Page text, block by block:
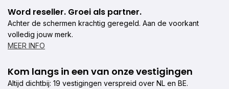
Word reseller. Groei als partner.
Achter de schermen krachtig geregeld. Aan de voorkant
volledig jouw merk.
MEER INFO
Kom langs in een van onze vestigingen
Altijd dichtbij: 19 vestigingen verspreid over NL en BE.